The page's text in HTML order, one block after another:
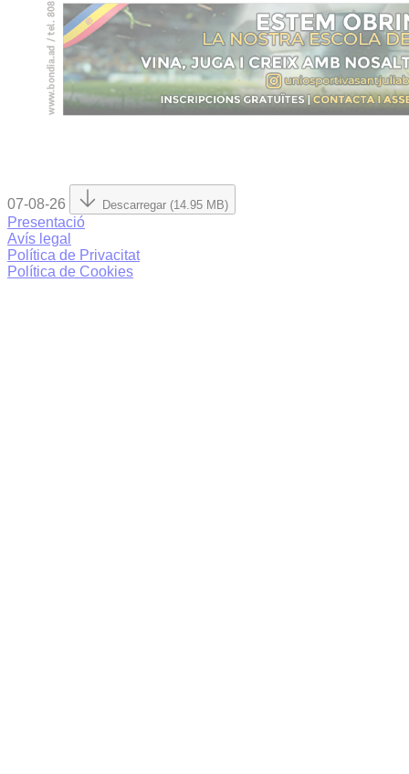
07-08-26 Descarregar (14.95 MB)
Presentació
Avís legal
Política de Privacitat
Política de Cookies